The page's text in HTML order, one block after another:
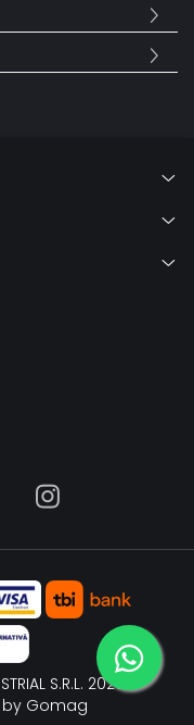
S.R.L. 2026
Gomag